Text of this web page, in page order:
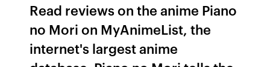
Read reviews on the anime Piano
no Mori on MyAnimeList, the
internet's largest anime